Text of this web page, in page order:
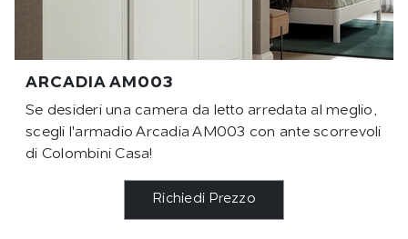
ARCADIA AM003
Se desideri una camera da letto arredata al meglio,
scegli l'armadio Arcadia AM003 con ante scorrevoli
di Colombini Casa!
Richiedi Prezzo